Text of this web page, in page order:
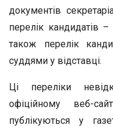
документів
перелік кандидатів
також перелік
суддями у відставці.
Ці переліки
офіційному веб-
публікуються у